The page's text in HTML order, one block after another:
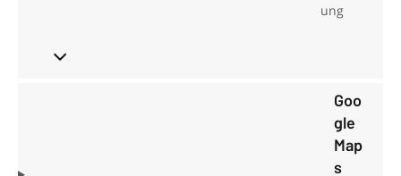
ung
Goo
gle
Map
s